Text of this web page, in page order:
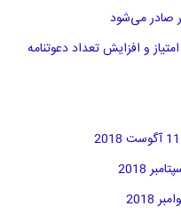
صادر می‌شود